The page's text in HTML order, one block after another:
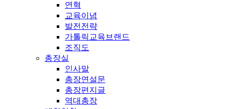
연혁
교육이념
발전전략
가톨릭교육브랜드
조직도
총장실
인사말
총장연설문
총장편지글
역대총장